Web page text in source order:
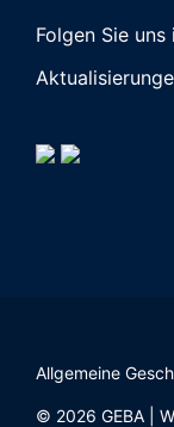
Folgen Sie
© 2026 GEBA |
Allgemeine